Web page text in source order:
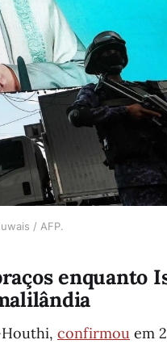
/ AFP.
enquanto
confirmou em